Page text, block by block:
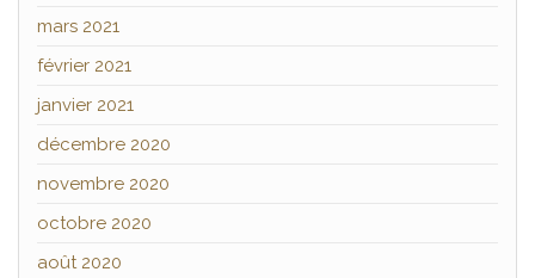
mars 2021
février 2021
janvier 2021
décembre 2020
novembre 2020
octobre 2020
août 2020